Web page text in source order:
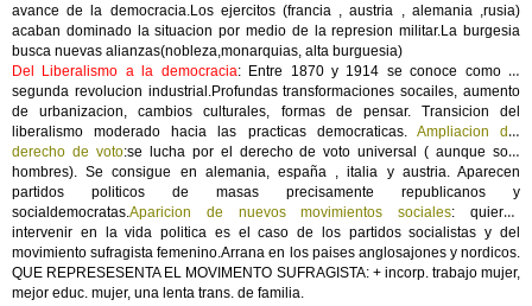
avance de la democracia.Los ejercitos (francia , austria , alemania ,rusia)
acaban dominado la situacion por medio de la represion militar.La burgesia
busca nuevas alianzas(nobleza,monarquias, alta burguesia)
Del Liberalismo a la democracia: Entre 1870 y 1914 se conoce como la
segunda revolucion industrial.Profundas transformaciones socailes, aumento
de urbanizacion, cambios culturales, formas de pensar. Transicion del
liberalismo moderado hacia las practicas democraticas. Ampliacion del
derecho de voto:se lucha por el derecho de voto universal ( aunque solo
hombres). Se consigue en alemania, españa , italia y austria. Aparecen
partidos politicos de masas precisamente republicanos y
socialdemocratas.Aparicion de nuevos movimientos sociales: quieren
intervenir en la vida politica es el caso de los partidos socialistas y del
movimiento sufragista femenino.Arrana en los paises anglosajones y nordicos.
QUE REPRESESENTA EL MOVIMENTO SUFRAGISTA: + incorp. trabajo mujer,
mejor educ. mujer, una lenta trans. de familia.